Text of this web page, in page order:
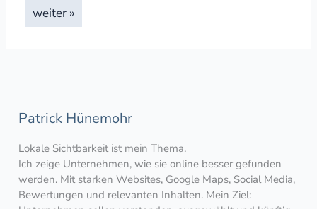
weiter »
Patrick Hünemohr
Lokale Sichtbarkeit ist mein Thema.
Ich zeige Unternehmen, wie sie online besser gefunden
werden. Mit starken Websites, Google Maps, Social Media,
Bewertungen und relevanten Inhalten. Mein Ziel: